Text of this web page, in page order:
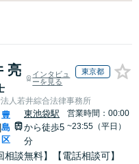
亮
インタビュ
ーを見る
東京都
人若井綜合法律事務所
豊
島
区
東池袋駅
から徒歩5
分
営業時間：00:00
~23:55（平日）
相談無料】【電話相談可】